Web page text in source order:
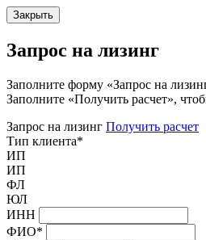
Закрыть
Запрос на лизинг
Заполните форму «Запрос на
Заполните «Получить расчет»,
Запрос на лизинг Получить расчет
Тип клиента*
ИП
ИП
ФЛ
ЮЛ
ИНН
ФИО*